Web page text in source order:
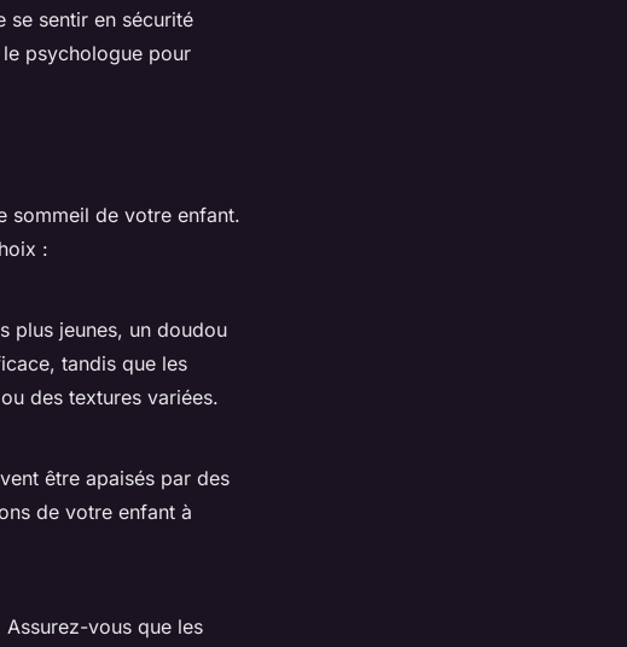
se sentir en sécurité
psychologue pour
sommeil de votre enfant.
:
plus jeunes, un doudou
tandis que les
des textures variées.
être apaisés par des
de votre enfant à
vous que les